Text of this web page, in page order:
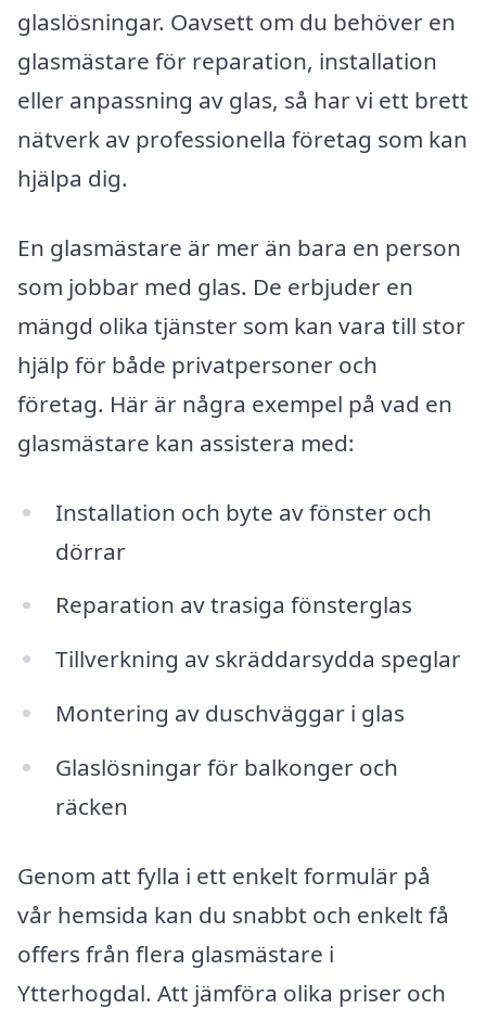
glaslösningar. Oavsett om du behöver en
glasmästare för reparation, installation
eller anpassning av glas, så har vi ett brett
nätverk av professionella företag som kan
hjälpa dig.
En glasmästare är mer än bara en person
som jobbar med glas. De erbjuder en
mängd olika tjänster som kan vara till stor
hjälp för både privatpersoner och
företag. Här är några exempel på vad en
glasmästare kan assistera med:
Installation och byte av fönster och
dörrar
Reparation av trasiga fönsterglas
Tillverkning av skräddarsydda speglar
Montering av duschväggar i glas
Glaslösningar för balkonger och
räcken
Genom att fylla i ett enkelt formulär på
vår hemsida kan du snabbt och enkelt få
offers från flera glasmästare i
Ytterhogdal. Att jämföra olika priser och